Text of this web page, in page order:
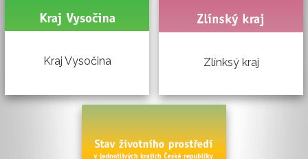
Kraj Vysočina Zlínksý kraj